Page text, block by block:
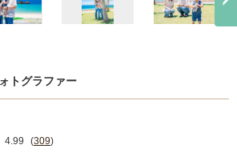
トグラファー
4.99 (309)